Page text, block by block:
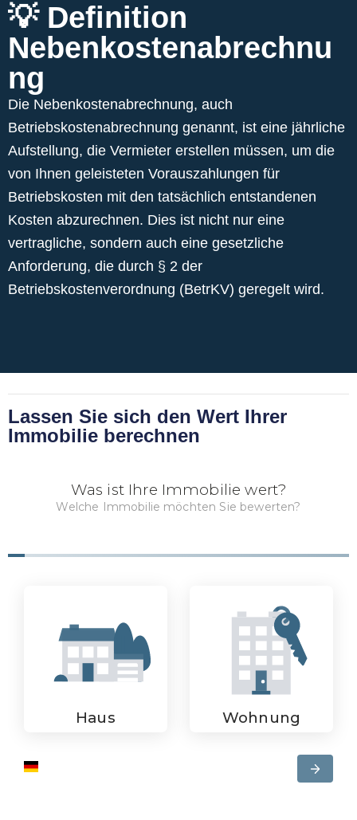
💡 Definition
Nebenkostenabrechnu
ng
Die Nebenkostenabrechnung, auch
Betriebskostenabrechnung genannt, ist eine jährliche
Aufstellung, die Vermieter erstellen müssen, um die
von Ihnen geleisteten Vorauszahlungen für
Betriebskosten mit den tatsächlich entstandenen
Kosten abzurechnen. Dies ist nicht nur eine
vertragliche, sondern auch eine gesetzliche
Anforderung, die durch § 2 der
Betriebskostenverordnung (BetrKV) geregelt wird.
Lassen Sie sich den Wert Ihrer
Immobilie berechnen